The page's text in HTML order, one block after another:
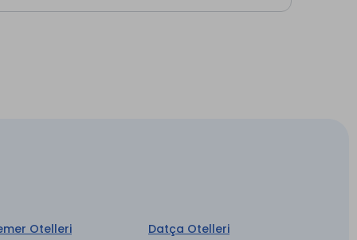
Otelleri Datça Otelleri